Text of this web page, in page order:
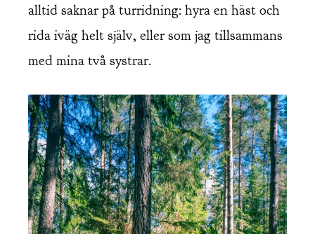
alltid saknar på turridning: hyra en häst och
rida iväg helt själv, eller som jag tillsammans
med mina två systrar.